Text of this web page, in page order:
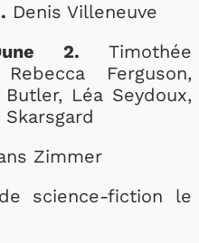
Denis Villeneuve
2. Timothée
Ferguson,
Léa Seydoux,
Zimmer
science-fiction le